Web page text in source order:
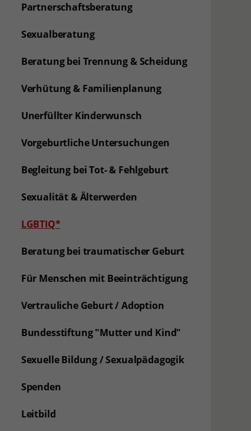
Partnerschaftsberatung
Sexualberatung
Beratung bei Trennung & Scheidung
Verhütung & Familienplanung
Unerfüllter Kinderwunsch
Vorgeburtliche Untersuchungen
Begleitung bei Tot- & Fehlgeburt
Sexualität & Älterwerden
LGBTIQ*(aktuelle Seite)
Beratung bei traumatischer Geburt
Für Menschen mit Beeinträchtigung
Vertrauliche Geburt / Adoption
Bundesstiftung "Mutter und Kind"
Sexuelle Bildung / Sexualpädagogik
Spenden
Leitbild